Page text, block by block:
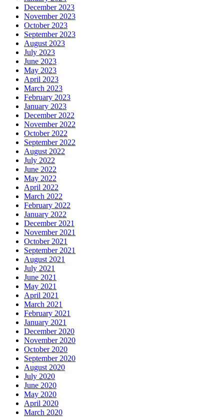
December 2023
November 2023
October 2023
September 2023
August 2023
July 2023
June 2023
May 2023
April 2023
March 2023
February 2023
January 2023
December 2022
November 2022
October 2022
September 2022
August 2022
July 2022
June 2022
May 2022
April 2022
March 2022
February 2022
January 2022
December 2021
November 2021
October 2021
September 2021
August 2021
July 2021
June 2021
May 2021
April 2021
March 2021
February 2021
January 2021
December 2020
November 2020
October 2020
September 2020
August 2020
July 2020
June 2020
May 2020
April 2020
March 2020